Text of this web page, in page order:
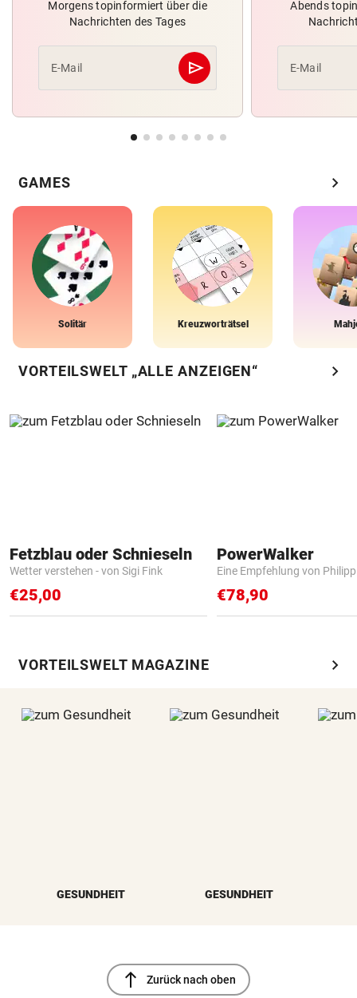
Morgens topinformiert über die
Nachrichten des Tages
E-Mail send
Abschicken
Abends
E-Mail
GAMES chevron_right
Solitär Kreuzworträtsel
VORTEILSWELT „ALLE ANZEIGEN“ chevron_right
Fetzblau oder Schnieseln
Wetter verstehen - von Sigi Fink
€25,00
PowerWalker
Eine Empfehlung von
€78,90
VORTEILSWELT MAGAZINE chevron_right
GESUNDHEIT GESUNDHEIT
north Zurück nach oben